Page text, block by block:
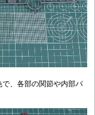
、各部の関節や内部パ